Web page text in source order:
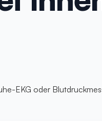
EKG oder